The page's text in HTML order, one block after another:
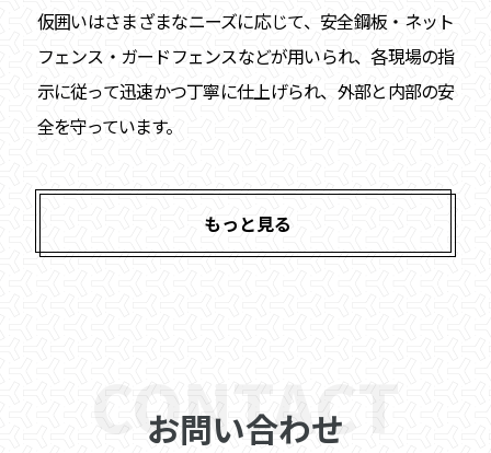
仮囲いはさまざまなニーズに応じて、安全鋼板・ネット
フェンス・ガードフェンスなどが用いられ、各現場の指
示に従って迅速かつ丁寧に仕上げられ、外部と内部の安
全を守っています。
もっと見る
CONTACT
お問い合わせ